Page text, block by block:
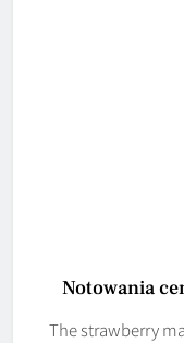
Notowania
The strawberry